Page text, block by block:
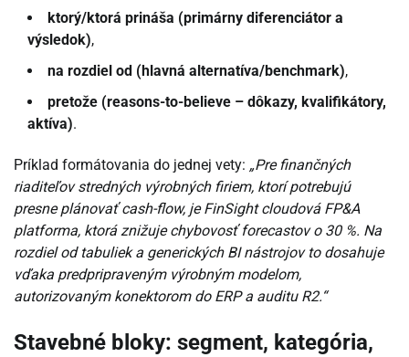
ktorý/ktorá prináša (primárny diferenciátor a
výsledok),
na rozdiel od (hlavná alternatíva/benchmark),
pretože (reasons-to-believe – dôkazy, kvalifikátory,
aktíva).
Príklad formátovania do jednej vety: „Pre finančných
riaditeľov stredných výrobných firiem, ktorí potrebujú
presne plánovať cash-flow, je FinSight cloudová FP&A
platforma, ktorá znižuje chybovosť forecastov o 30 %. Na
rozdiel od tabuliek a generických BI nástrojov to dosahuje
vďaka predpripraveným výrobným modelom,
autorizovaným konektorom do ERP a auditu R2.“
Stavebné bloky: segment, kategória,